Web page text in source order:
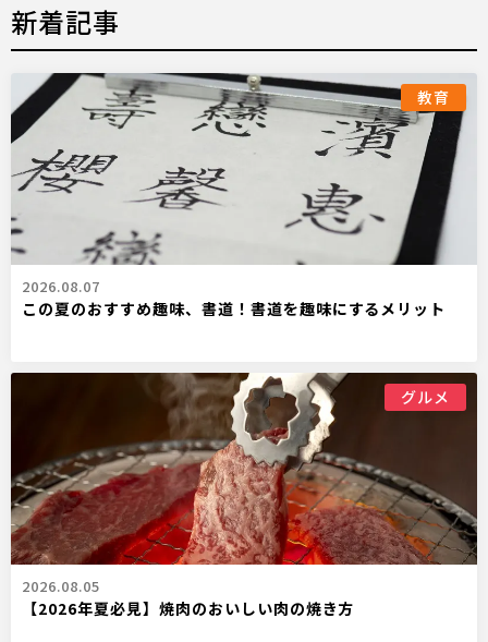
新着記事
教育
2026.08.07
この夏のおすすめ趣味、書道！書道を趣味にするメリット
グルメ
2026.08.05
【2026年夏必見】焼肉のおいしい肉の焼き方